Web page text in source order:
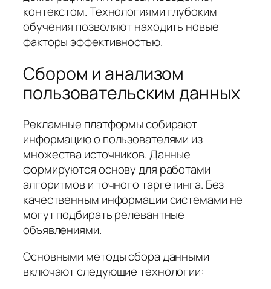
контекстом. Технологиями глубоким
обучения позволяют находить новые
факторы эффективностью.
Сбором и анализом
пользовательским данных
Рекламные платформы собирают
информацию о пользователями из
множества источников. Данные
формируются основу для работами
алгоритмов и точного таргетинга. Без
качественным информации системами не
могут подбирать релевантные
объявлениями.
Основными методы сбора данными
включают следующие технологии: